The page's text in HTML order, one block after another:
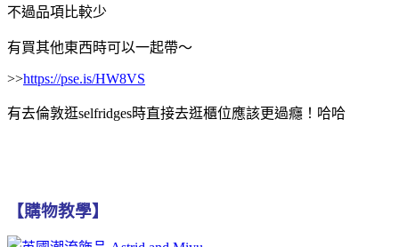
不過品項比較少
有買其他東西時可以一起帶～
>>https://pse.is/HW8VS
有去倫敦逛selfridges時直接去逛櫃位應該更過癮！哈哈
【購物教學】